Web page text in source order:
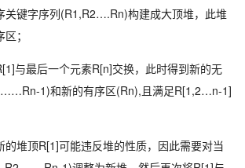
关键字序列(R1,R2….Rn)构建成大顶堆，此堆
；
与最后一个元素R[n]交换，此时得到新的无
1)和新的有序区(Rn),且满足R[1,2…n-1]
的堆顶R[1]可能违反堆的性质，因此需要对当